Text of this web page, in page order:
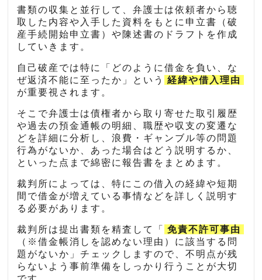
書類の収集と並行して、弁護士は依頼者から聴
取した内容や入手した資料をもとに申立書（破
産手続開始申立書）や陳述書のドラフトを作成
していきます。
自己破産では特に「どのように借金を負い、な
ぜ返済不能に至ったか」という
経緯や借入理由
が重要視されます。
そこで弁護士は債権者から取り寄せた取引履歴
や過去の預金通帳の明細、職歴や収支の変遷な
どを詳細に分析し、浪費・ギャンブル等の問題
行為がないか、あった場合はどう説明するか、
といった点まで綿密に報告書をまとめます。
裁判所によっては、特にこの借入の経緯や短期
間で借金が増えている事情などを詳しく説明す
る必要があります。
裁判所は提出書類を精査して「
免責不許可事由
（※借金帳消しを認めない理由）に該当する問
題がないか」チェックしますので、不明点が残
らないよう事前準備をしっかり行うことが大切